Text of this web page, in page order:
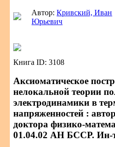
Автор:Кривский, Иван
Юрьевич
Книга ID: 3108
Аксиоматическое
нелокальной теории
электродинамики в
напряженностей :
доктора физико-
01.04.02 АН БССР. Ин-